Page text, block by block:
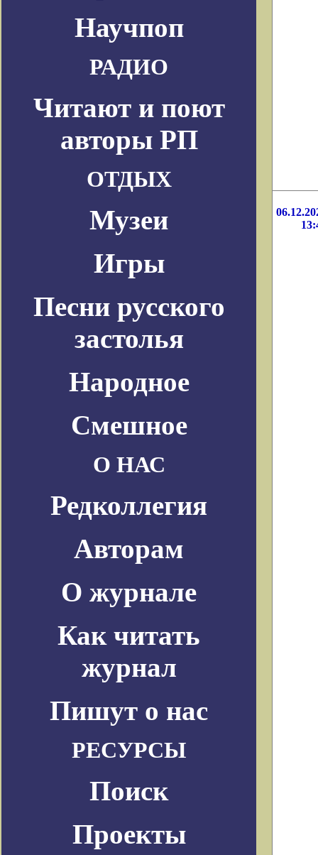
Научпоп
РАДИО
Читают и поют
авторы РП
ОТДЫХ
Музеи
Игры
Песни русского
застолья
Народное
Смешное
О НАС
Редколлегия
Авторам
О журнале
Как читать
журнал
Пишут о нас
РЕСУРСЫ
Поиск
Проекты